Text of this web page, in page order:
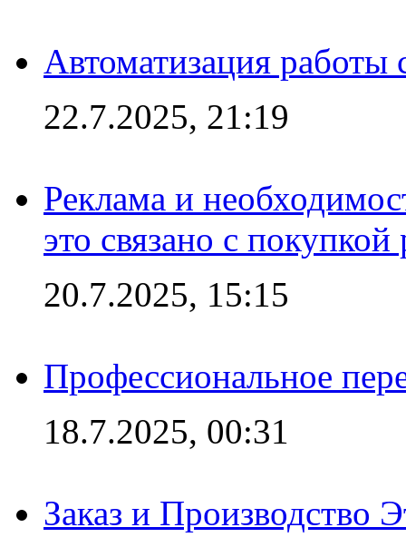
Автоматизация работы
22.7.2025, 21:19
Реклама и
это связано с покупкой
20.7.2025, 15:15
Профессиональное
18.7.2025, 00:31
Заказ и Производство